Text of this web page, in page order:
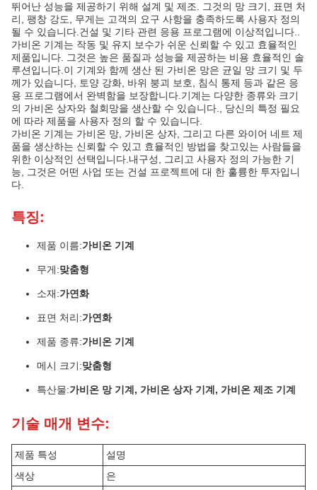
뛰어난 성능을 제공하기 위해 설계 및 제조. 그것의 망 크기, 표면 처
리, 팽창 강도, 무게는 고객의 요구 사항을 충족하도록 사용자 정의
될 수 있습니다.건설 및 기타 관련 응용 프로그램에 이상적입니다..
가비온 기계는 작동 및 유지 보수가 쉬운 신뢰할 수 있고 효율적인
제품입니다. 그것은 높은 품질과 성능을 제공하는 비용 효율적인 솔
루션입니다.이 기계와 함께 생산 된 가비온 망은 균일 망 크기 및 두
께가 있습니다, 토양 강화, 바위 붕괴 보호, 침식 통제 등과 같은 응
용 프로그램에서 완벽함을 보장합니다.기계는 다양한 종류와 크기
의 가비온 상자와 철회망을 생산할 수 있습니다., 당신의 특정 필요
에 따라 제품을 사용자 정의 할 수 있습니다.
가비온 기계는 가비온 망, 가비온 상자, 그리고 다른 와이어 네트 제
품을 생산하는 신뢰할 수 있고 효율적인 방법을 찾고있는 사람들을
위한 이상적인 선택입니다.내구성, 그리고 사용자 정의 가능한 기
능, 그것은 어떤 사업 또는 건설 프로젝트에 대 한 훌륭한 투자입니
다.
특징:
제품 이름:가비온 기계
무게:맞춤형
소재:가연화
표면 처리:가연화
제품 종류:가비온 기계
메시 크기:맞춤형
특산물:가비온 망 기계, 가비온 상자 기계, 가비온 제조 기계
기술 매개 변수:
제품 특성
설명
색상
은